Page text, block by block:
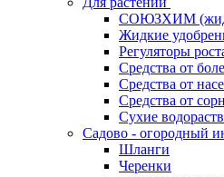
СОЮЗХИМ
Жидкие
Регуляторы
Средства от
Средства от
Средства от
Сухие
Садово - огородный
Шланги
Черенки